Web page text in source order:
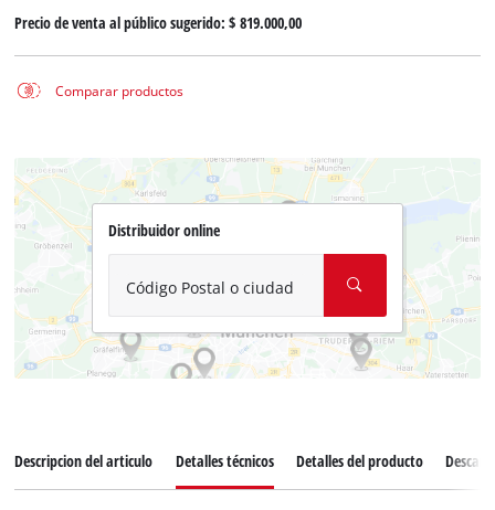
Precio de venta al público sugerido:$ 819.000,00
Comparar productos
Distribuidor online
Código Postal o ciudad
Descripcion del articulo Detalles técnicos Detalles del producto